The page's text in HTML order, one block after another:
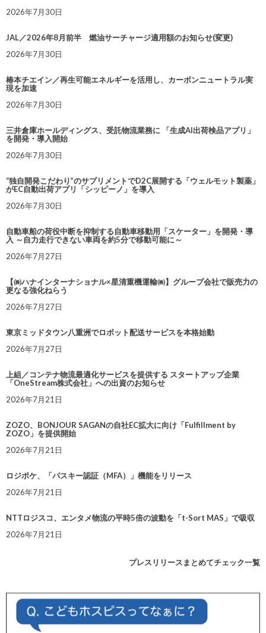
2026年7月30日
JAL／2026年8月前半 燃油サーチャージ適用額のお知らせ(変更)
2026年7月30日
椿本チエイン／再生可能エネルギーを活用し、カーボンニュートラル実
現を加速
2026年7月30日
三井倉庫ホールディングス、受託物流業務に 「生成AI出荷検品アプリ」
を開発・導入開始
2026年7月30日
“独自開発こだわり”のサプリメントでD2C展開する「ウェルモット製薬」
がEC自動出荷アプリ「シッピーノ」を導入
2026年7月30日
自動車船の荷役中断を抑制する自動車移動用「スケーター」を開発・導
入 ～自力走行できない車両を約5分で移動可能に～
2026年7月27日
【㈱ハナインターナショナル×星清重機運輸㈱】グループ会社で販売力の
更なる強化ねらう
2026年7月27日
東京ミッドタウン八重洲でロボット配送サービスを本格始動
2026年7月27日
上組／コンテナ物流最適化サービスを提供する スタートアップ企業
「OneStream株式会社」への出資のお知らせ
2026年7月21日
ZOZO、BONJOUR SAGANの自社EC拡大に向け「Fulfillment by
ZOZO」を提供開始
2026年7月21日
ロジポケ、「パスキー認証（MFA）」機能をリリース
2026年7月21日
NTTロジスコ、エンタメ物流の平時5倍の波動を「t-Sort MAS」で吸収
2026年7月21日
プレスリリースまとめてチェック一覧